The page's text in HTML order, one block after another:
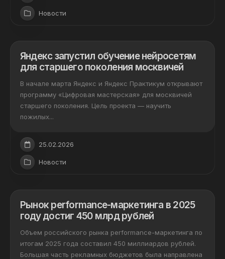
Новости
Яндекс запустил обучение нейросетям
для старшего поколения москвичей
В начале марта Яндекс и Яндекс Практикум открывают
программу «Цифровая мастерская» для москвичей
старшего поколения. Цель проекта — научить
пожилых...
25.02.2026
Новости
Рынок performance-маркетинга в 2025
году достиг 450 млрд рублей
Объем российского рынка performance-маркетинга по
итогам 2025 года составил 450 миллиардов рублей.
Большая часть рекламных бюджетов была направлена